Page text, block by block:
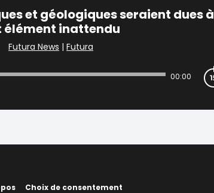
et géologiques seraient dues à
élément inattendu
Futura News | Futura
00:00
Choix de consentement